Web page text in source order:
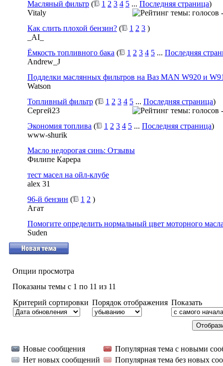
Масляный фильтр ( 1 2 3 4 5 ... Последняя страница)
Vitaly
Как слить плохой бензин? ( 1 2 3 )
_AI_
Ёмкость топливного бака ( 1 2 3 4 5 ... Последняя
Andrew_J
Подделки маслянных фильтров на Ваз MAN W920 и
Watson
Топливный фильтр ( 1 2 3 4 5 ... Последняя страница)
Сергей23
Экономия топлива ( 1 2 3 4 5 ... Последняя страница)
www-shurik
Масло недорогая синь: Отзывы
Филипе Карера
тест масел на ойл-клубе
alex 31
96-й бензин ( 1 2 )
Агат
Помогите определить нормальный цвет моторного
Suden
Опции просмотра
Показаны темы с 1 по 11 из 11
Критерий сортировки Порядок отображения Показать
Новые сообщения
Популярная тема с новыми
Нет новых сообщений
Популярная тема без новых